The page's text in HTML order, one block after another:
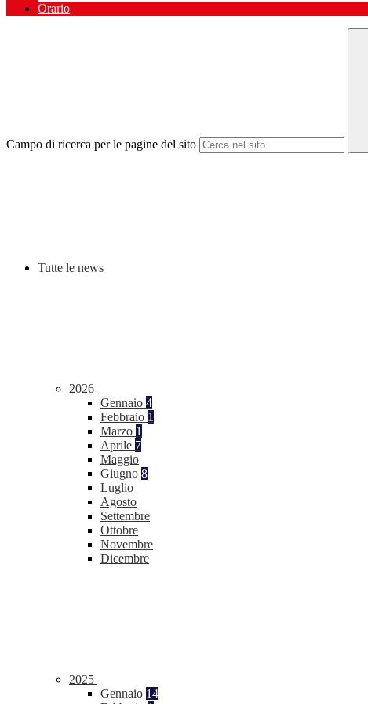
Orario
Campo di ricerca per le pagine del sito
Tutte le news
2026
Gennaio 4
Febbraio 1
Marzo 1
Aprile 7
Maggio
Giugno 8
Luglio
Agosto
Settembre
Ottobre
Novembre
Dicembre
2025
Gennaio 14